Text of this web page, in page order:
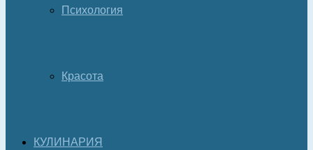
Психология
Красота
КУЛИНАРИЯ